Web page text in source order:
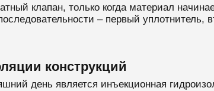
клапан, только когда материал
– первый уплотнитель,
конструкций
день является инъекционная